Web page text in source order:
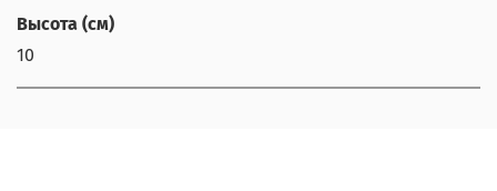
Высота (см)
10